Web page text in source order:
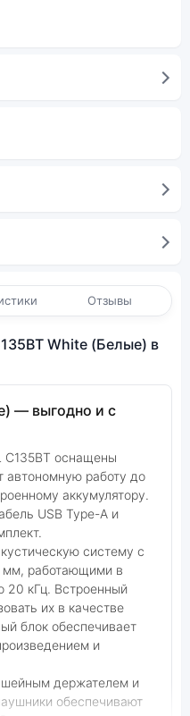
Отзывы
White (Белые) в
— выгодно и с
C135BT оснащены
автономную работу до
аккумулятору.
USB Type-A и
систему с
мм, работающими в
20 кГц. Встроенный
их в качестве
блок обеспечивает
и
держателем и
обеспечивают